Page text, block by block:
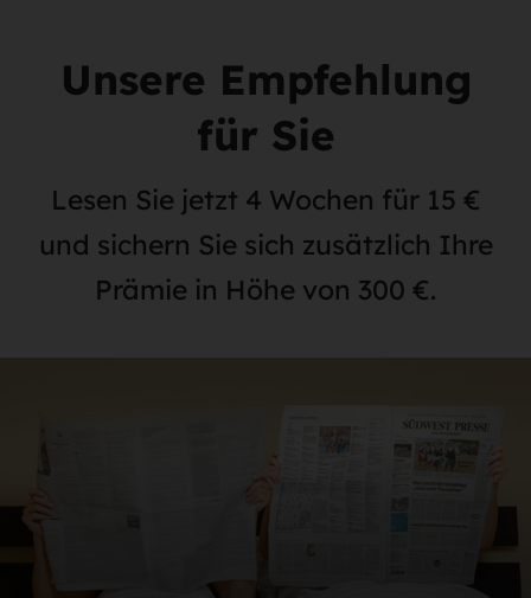
Unsere Empfehlung
für Sie
Lesen Sie jetzt 4 Wochen für 15 €
und sichern Sie sich zusätzlich Ihre
Prämie in Höhe von 300 €.